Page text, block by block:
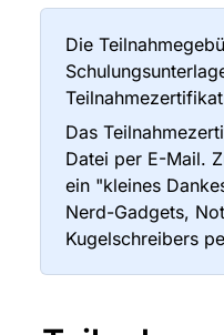
Die
Das
Datei per E-Mail.
ein "kleines
Nerd-Gadgets,
Kugelschreibers